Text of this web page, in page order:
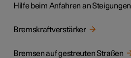
Hilfe beim Anfahren an Steigungen
Bremskraftverstärker
Bremsen auf gestreuten Straßen